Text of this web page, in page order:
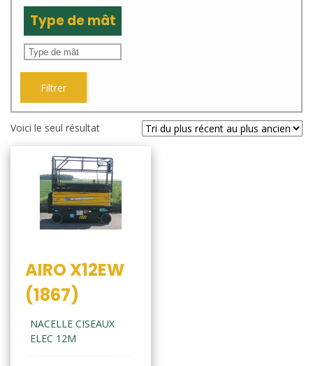
Type de mât
Filtrer
Voici le seul résultat
AIRO X12EW
(1867)
NACELLE CISEAUX
ELEC 12M